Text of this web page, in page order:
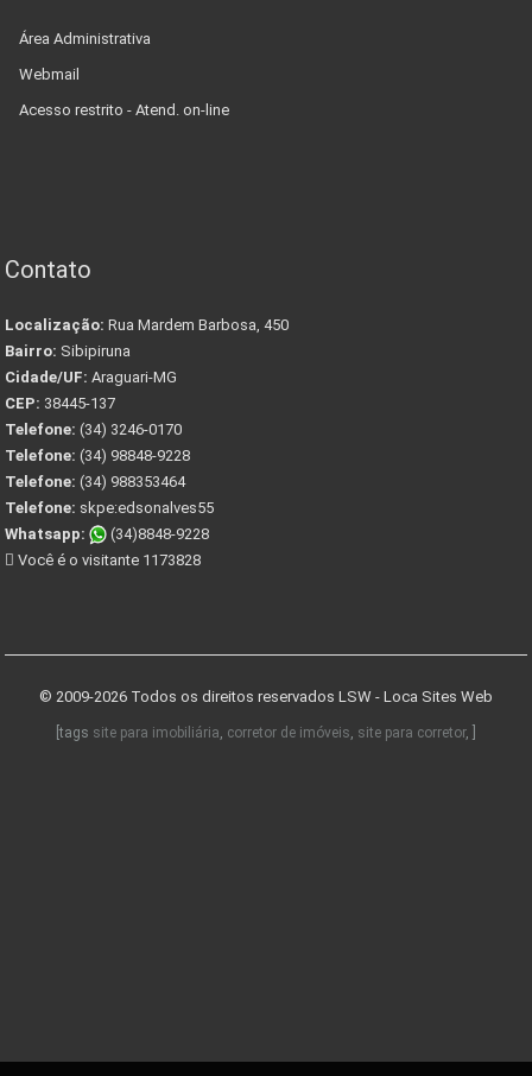
Área Administrativa
Webmail
Acesso restrito - Atend. on-line
Contato
Localização: Rua Mardem Barbosa, 450
Bairro: Sibipiruna
Cidade/UF: Araguari-MG
CEP: 38445-137
Telefone: (34) 3246-0170
Telefone: (34) 98848-9228
Telefone: (34) 988353464
Telefone: skpe:edsonalves55
Whatsapp:
(34)8848-9228
Você é o visitante 1173828
© 2009-2026 Todos os direitos reservados LSW - Loca Sites Web
[tags site para imobiliária, corretor de imóveis, site para corretor, ]